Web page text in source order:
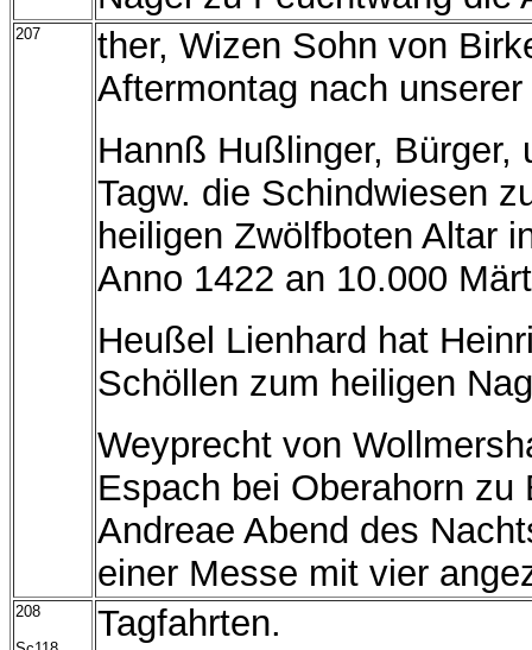
207
ther, Wizen Sohn von
Aftermontag nach
Hannß Hußlinger,
Tagw. die Schindwiesen
heiligen Zwölfboten Altar
Anno 1422 an 10.000
Heußel Lienhard hat
Schöllen zum heiligen
Weyprecht von
Espach bei Oberahorn
Andreae Abend des
einer Messe mit vier
208
Tagfahrten.